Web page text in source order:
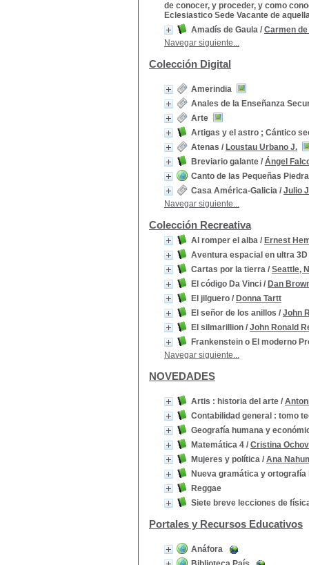
de conocer, y proceder, y como
Eclesiastico Sede Vacante de
Amadís de Gaula / Carmen
Navegar siguiente...
Colección Digital
Amerindia
Anales de la Enseñanza
Arte
Artigas y el astro ; Cántico
Atenas / Loustau Urbano J.
Breviario galante / Ángel
Canto de las Pequeñas
Casa América-Galicia / Julio
Navegar siguiente...
Colección Recreativa
Al romper el alba / Ernest
Aventura espacial en ultra 3D
Cartas por la tierra / Seattle,
El código Da Vinci / Dan
El jilguero / Donna Tartt
El señor de los anillos / John
El silmarillion / John Ronald
Frankenstein o El moderno
Navegar siguiente...
NOVEDADES
Artis : historia del arte /
Contabilidad general : tomo
Geografía humana y
Matemática 4 / Cristina
Mujeres y política / Ana
Nueva gramática y ortografía
Reggae
Siete breve lecciones de
Portales y Recursos Educativos
Anáfora